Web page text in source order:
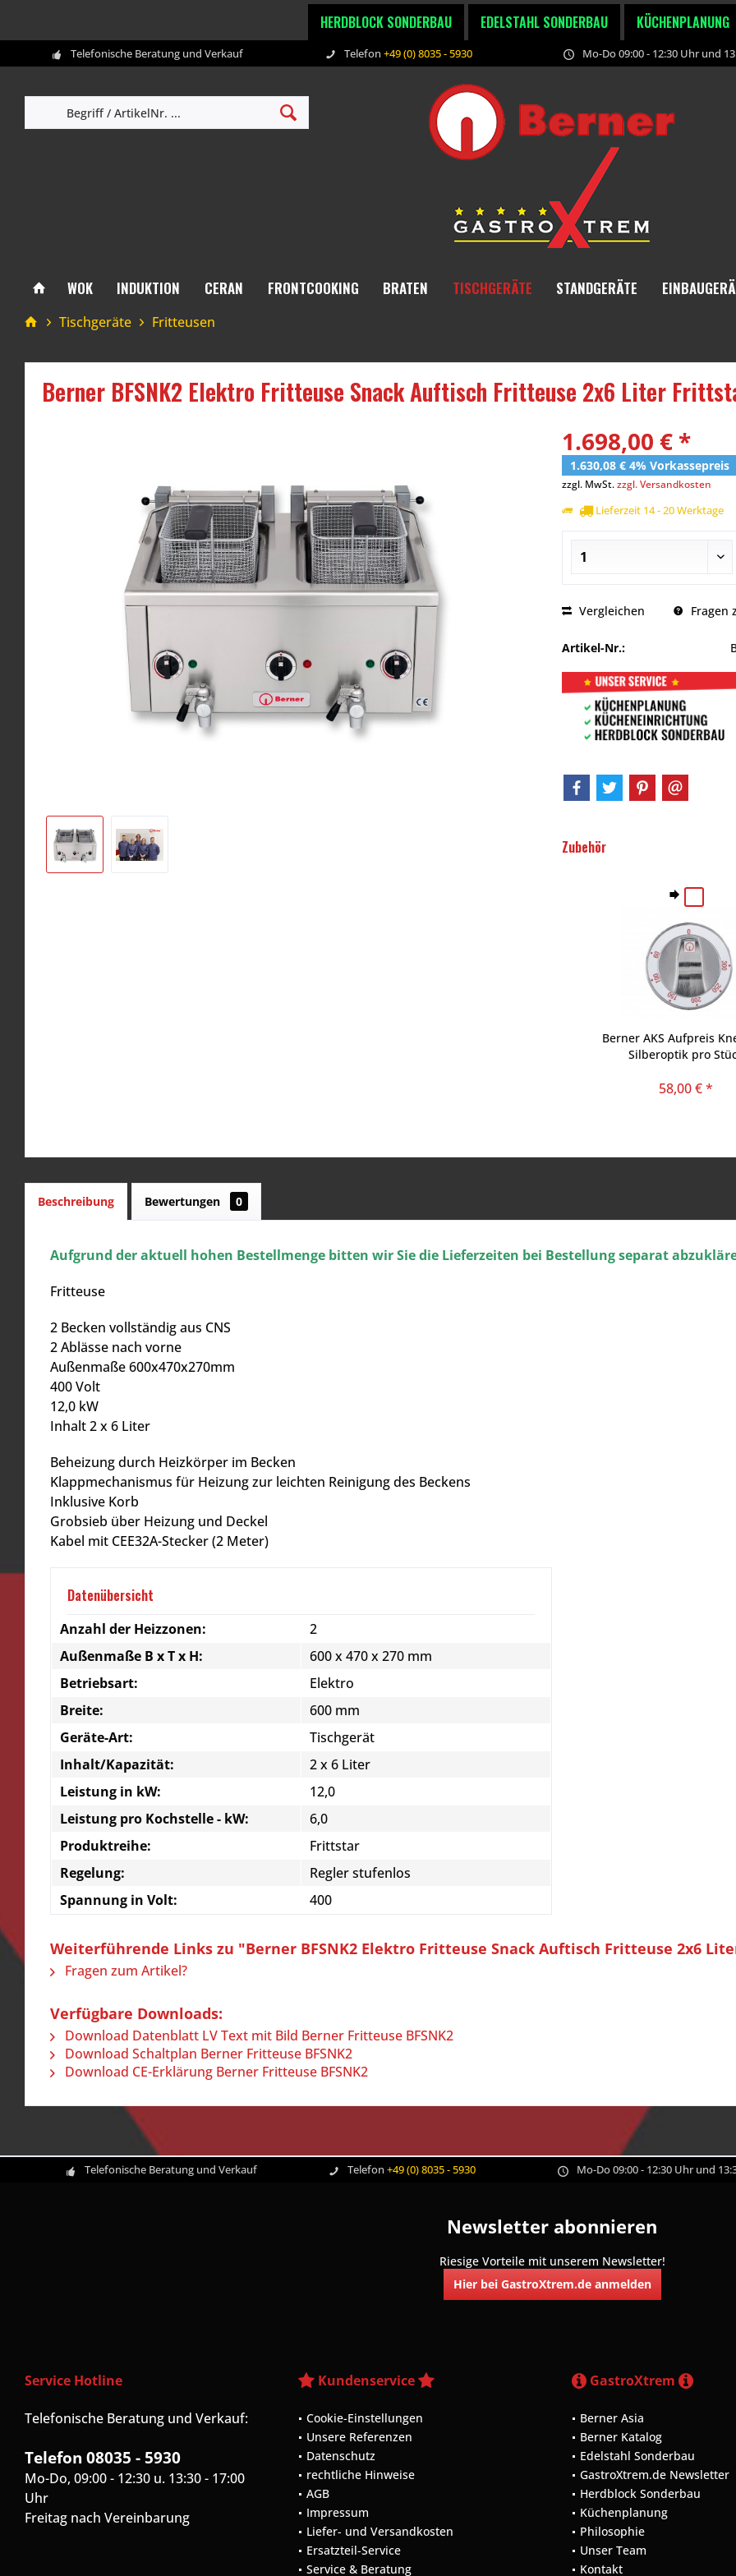
HERDBLOCK SONDERBAU EDELSTAHL SONDERBAU KÜCHENPLANUNG
Telefonische Beratung und Verkauf Telefon +49 (0) 8035 - 5930 Mo-Do 09:00 - 12:30 Uhr und
WOK INDUKTION CERAN FRONTCOOKING BRATEN TISCHGERÄTE STANDGERÄTE
Tischgeräte Fritteusen
Berner BFSNK2 Elektro Fritteuse Snack Auftisch Fritteuse 2x6 Liter
1.698,00 € *
1.630,08 € 4% Vorkassepreis
zzgl. MwSt.zzgl. Versandkosten
Lieferzeit 14 - 20 Werktage
Vergleichen Fragen
Artikel-Nr.:
Zubehör
Berner AKS Aufpreis
Silberoptik pro
58,00 € *
Beschreibung Bewertungen 0
Aufgrund der aktuell hohen Bestellmenge bitten wir Sie die Lieferzeiten bei Bestellung separat
Fritteuse
2 Becken vollständig aus CNS
2 Ablässe nach vorne
Außenmaße 600x470x270mm
400 Volt
12,0 kW
Inhalt 2 x 6 Liter
Beheizung durch Heizkörper im Becken
Klappmechanismus für Heizung zur leichten Reinigung des Beckens
Inklusive Korb
Grobsieb über Heizung und Deckel
Kabel mit CEE32A-Stecker (2 Meter)
Datenübersicht
Anzahl der Heizzonen:
2
Außenmaße B x T x H:
600 x 470 x 270 mm
Betriebsart:
Elektro
Breite:
600 mm
Geräte-Art:
Tischgerät
Inhalt/Kapazität:
2 x 6 Liter
Leistung in kW:
12,0
Leistung pro Kochstelle - kW:
6,0
Produktreihe:
Frittstar
Regelung:
Regler stufenlos
Spannung in Volt:
400
Weiterführende Links zu "Berner BFSNK2 Elektro Fritteuse Snack Auftisch Fritteuse 2x6
Fragen zum Artikel?
Verfügbare Downloads:
Download Datenblatt LV Text mit Bild Berner Fritteuse BFSNK2
Download Schaltplan Berner Fritteuse BFSNK2
Download CE-Erklärung Berner Fritteuse BFSNK2
Telefonische Beratung und Verkauf Telefon +49 (0) 8035 - 5930 Mo-Do 09:00 - 12:30 Uhr und
Newsletter abonnieren
Riesige Vorteile mit unserem Newsletter!
Hier bei GastroXtrem.de anmelden
Service Hotline
Telefonische Beratung und Verkauf:
Telefon 08035 - 5930
Mo-Do, 09:00 - 12:30 u. 13:30 - 17:00
Uhr
Freitag nach Vereinbarung
Kundenservice
Cookie-Einstellungen
Unsere Referenzen
Datenschutz
rechtliche Hinweise
AGB
Impressum
Liefer- und Versandkosten
Ersatzteil-Service
Service & Beratung
GastroXtrem
Berner Asia
Berner Katalog
Edelstahl Sonderbau
GastroXtrem.de Newsletter
Herdblock Sonderbau
Küchenplanung
Philosophie
Unser Team
Kontakt